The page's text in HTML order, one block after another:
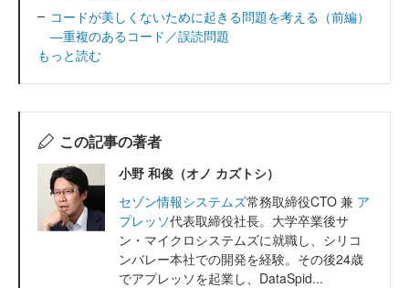
コードが美しくないために起きる問題を考える（前編）
―重複のあるコード／誤読問題
もっと読む
この記事の著者
小野 和俊（オノ カズトシ）
セゾン情報システムズ常務取締役CTO 兼 ア
プレッソ代表取締役社長。大学卒業後サ
ン・マイクロシステムズに就職し、シリコ
ンバレー本社での開発を経験。その後24歳
でアプレッソを起業し、DataSpid...